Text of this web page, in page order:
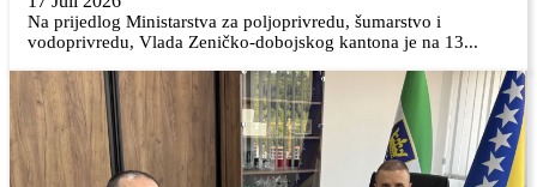
Na prijedlog Ministarstva za poljoprivredu, šumarstvo i
vodoprivredu, Vlada Zeničko-dobojskog kantona je na 13...